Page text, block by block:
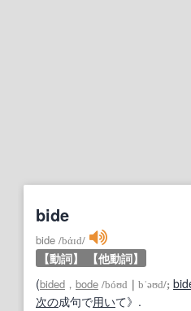
bide
bide /bάɪd/
【動詞】
【他動詞】
(bided ， bode /bóʊd bˈəʊd/;
次の成句で用いて》.